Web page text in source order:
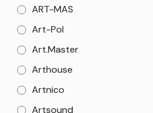
ART-MAS
Art-Pol
Art.Master
Arthouse
Artnico
Artsound